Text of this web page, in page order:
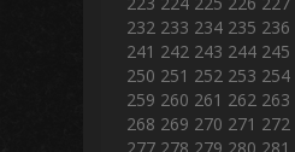
232 233 234 235 236
241 242 243 244 245
250 251 252 253 254
259 260 261 262 263
268 269 270 271 272